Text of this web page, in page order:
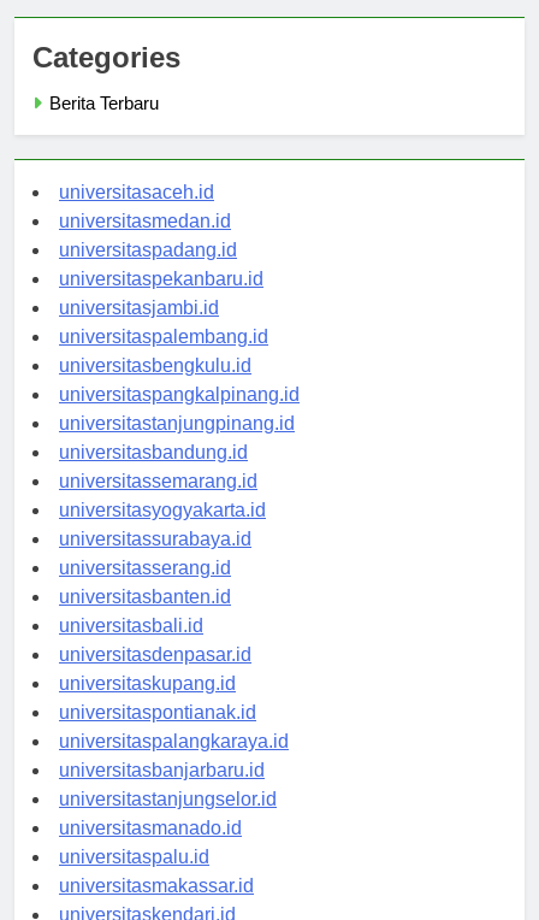
Categories
universitasaceh.id
universitasmedan.id
universitaspadang.id
universitaspekanbaru.id
universitasjambi.id
universitaspalembang.id
universitasbengkulu.id
universitaspangkalpinang.id
universitastanjungpinang.id
universitasbandung.id
universitassemarang.id
universitasyogyakarta.id
universitassurabaya.id
universitasserang.id
universitasbanten.id
universitasbali.id
universitasdenpasar.id
universitaskupang.id
universitaspontianak.id
universitaspalangkaraya.id
universitasbanjarbaru.id
universitastanjungselor.id
universitasmanado.id
universitaspalu.id
universitasmakassar.id